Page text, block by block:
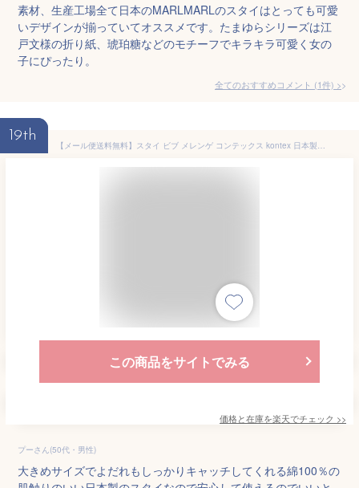
素材、生産工場全て日本のMARLMARLのスタイはとっても可愛
いデザインが揃っていてオススメです。たまゆらシリーズは江
戸文様の折り紙、琥珀糖などのモチーフでキラキラ可愛く女の
子にぴったり。
全てのおすすめコメント (1件) >
19th
【メール便送料無料】スタイ ビブ メレンゲ コンテックス kontex 日本製 コットン 綿100％ 無撚糸 パイル よだれかけ かわいい おしゃれ 子供 ベビー 赤ちゃん 男の子 女の子 出産祝い お口ふき 吸収 大きめ 大判|よだれ掛け 妊娠祝い プレゼント おくちふき
この商品をサイトでみる
価格と在庫を楽天でチェック >>
プーさん(50代・男性)
大きめサイズでよだれもしっかりキャッチしてくれる綿100％の